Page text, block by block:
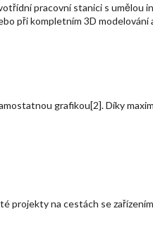
pracovní stanici s umělou
při kompletním 3D modelování
grafikou[2]. Díky
projekty na cestách se